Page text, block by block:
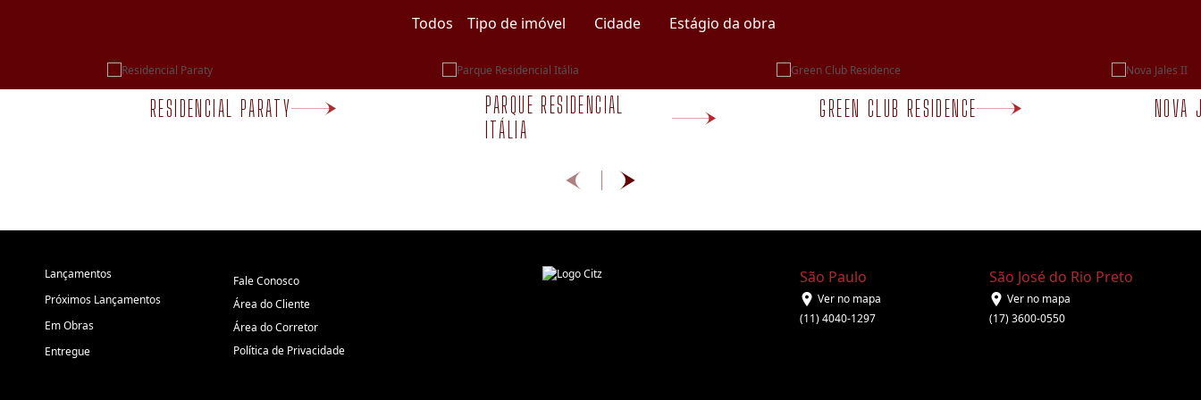
Todos Tipo de imóvel Cidade Estágio da obra
RESIDENCIAL PARATY
PARQUE RESIDENCIAL
ITÁLIA
GREEN CLUB RESIDENCE NOVA
Lançamentos
Próximos Lançamentos
Em Obras
Entregue
Fale Conosco
Área do Cliente
Área do Corretor
Política de Privacidade
São Paulo
Ver no mapa
(11) 4040-1297
São José do Rio Preto
Ver no mapa
(17) 3600-0550